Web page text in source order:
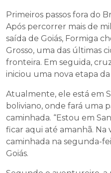
Primeiros passos fora do
Após percorrer mais de
saída de Goiás, Formiga
Grosso, uma das últimas
fronteira. Em seguida,
iniciou uma nova etapa
Atualmente, ele está em
boliviano, onde fará uma
caminhada. “Estou em
ficar aqui até amanhã. Na
caminhada na segunda-
Goiás.